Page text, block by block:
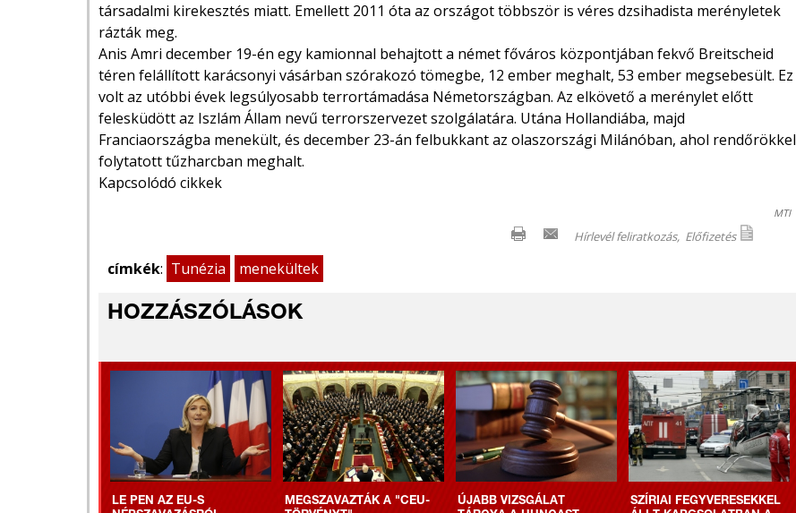
társadalmi kirekesztés miatt. Emellett 2011 óta az országot többször is véres dzsihadista merényletek
rázták meg.
Anis Amri december 19-én egy kamionnal behajtott a német főváros központjában fekvő Breitscheid
téren felállított karácsonyi vásárban szórakozó tömegbe, 12 ember meghalt, 53 ember megsebesült. Ez
volt az utóbbi évek legsúlyosabb terrortámadása Németországban. Az elkövető a merénylet előtt
felesküdött az Iszlám Állam nevű terrorszervezet szolgálatára. Utána Hollandiába, majd
Franciaországba menekült, és december 23-án felbukkant az olaszországi Milánóban, ahol rendőrökkel
folytatott tűzharcban meghalt.
Kapcsolódó cikkek
MTI
Előfizetés
Hírlevél feliratkozás,
címkék: Tunézia menekültek
HOZZÁSZÓLÁSOK
LE PEN AZ EU-S
MEGSZAVAZTÁK A "CEU-
ÚJABB VIZSGÁLAT
SZÍRIAI FEGYVERESEKKEL